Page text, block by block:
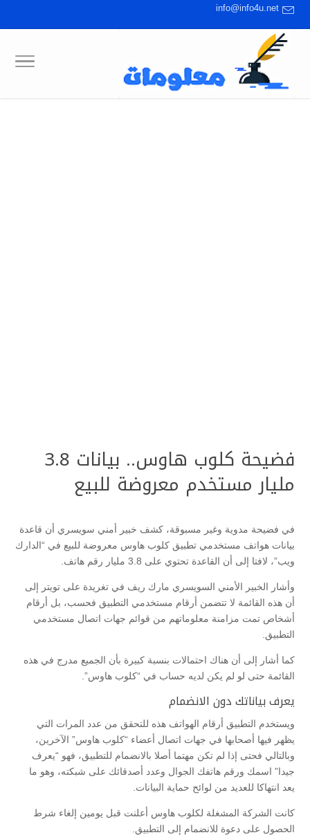
info@info4u.net
فضيحة كلوب هاوس.. بيانات 3.8
مليار مستخدم معروضة للبيع
في فضيحة مدوية وغير مسبوقة، كشف خبير أمني سويسري أن قاعدة
بيانات هواتف مستخدمي تطبيق كلوب هاوس معروضة للبيع في “الدارك
ويب”، لافتا إلى أن القاعدة تحتوي على 3.8 مليار رقم هاتف.
وأشار الخبير الأمني السويسري مارك ريف في تغريدة على تويتر إلى
أن هذه القائمة لا تتضمن أرقام مستخدمي التطبيق فحسب، بل أرقام
أشخاص تمت مزامنة معلوماتهم من قوائم جهات اتصال مستخدمي
التطبيق.
كما أشار إلى أن هناك احتمالات بنسبة كبيرة بأن الجميع مدرج في هذه
القائمة حتى لو لم يكن لديه حساب في “كلوب هاوس”.
يعرف بياناتك دون الانضمام
ويستخدم التطبيق أرقام الهواتف هذه للتحقق من عدد المرات التي
يظهر فيها أصحابها في جهات اتصال أعضاء “كلوب هاوس” الآخرين،
وبالتالي فحتى إذا لم تكن مهتما أصلا بالانضمام للتطبيق، فهو “يعرف
جيدا” اسمك ورقم هاتفك الجوال وعدد أصدقائك على شبكته، وهو ما
يعد انتهاكا للعديد من لوائح حماية البيانات.
كانت الشركة المشغلة لكلوب هاوس أعلنت قبل يومين إلغاء شرط
الحصول على دعوة للانضمام إلى التطبيق.